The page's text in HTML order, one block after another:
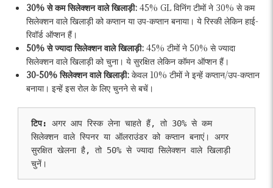
30% से कम सिलेक्शन वाले खिलाड़ी: 45% GL विनिंग टीमों ने 30% से कम
सिलेक्शन वाले खिलाड़ी को कप्तान या उप-कप्तान बनाया। ये रिस्की लेकिन हाई-
रिवॉर्ड ऑप्शन हैं।
50% से ज्यादा सिलेक्शन वाले खिलाड़ी: 45% टीमों ने 50% से ज्यादा
सिलेक्शन वाले खिलाड़ी को चुना। ये सुरक्षित लेकिन कॉमन ऑप्शन हैं।
30-50% सिलेक्शन वाले खिलाड़ी: केवल 10% टीमों ने इन्हें कप्तान/उप-कप्तान
बनाया। इन्हें इस रोल के लिए चुनने से बचें।
टिप:
अगर आप रिस्क लेना चाहते हैं, तो 30% से कम
सिलेक्शन वाले स्पिनर या ऑलराउंडर को कप्तान बनाएं। अगर
सुरक्षित खेलना है, तो 50% से ज्यादा सिलेक्शन वाले खिलाड़ी
चुनें।